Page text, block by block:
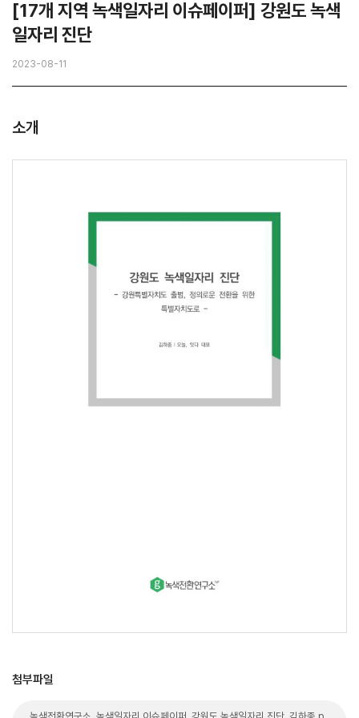
[17개 지역 녹색일자리 이슈페이퍼] 강원도 녹색
일자리 진단
2023-08-11
소개
첨부파일